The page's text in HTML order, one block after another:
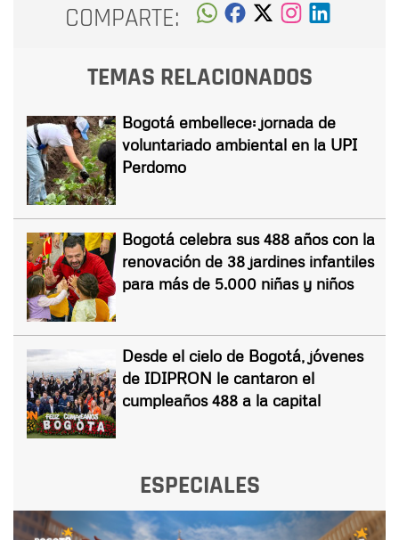
COMPARTE:
TEMAS RELACIONADOS
Bogotá embellece: jornada de
voluntariado ambiental en la UPI
Perdomo
Bogotá celebra sus 488 años con la
renovación de 38 jardines infantiles
para más de 5.000 niñas y niños
Desde el cielo de Bogotá, jóvenes
de IDIPRON le cantaron el
cumpleaños 488 a la capital
ESPECIALES